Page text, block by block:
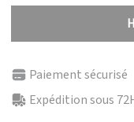
Paiement sécurisé
Expédition sous